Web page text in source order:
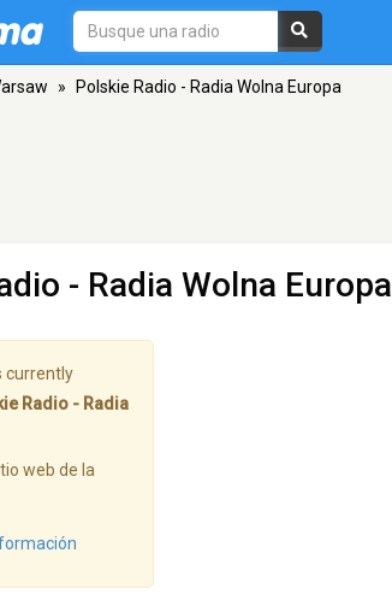
» Polskie Radio - Radia Wolna Europa
- Radia Wolna Europa
currently
Radio - Radia
web de la